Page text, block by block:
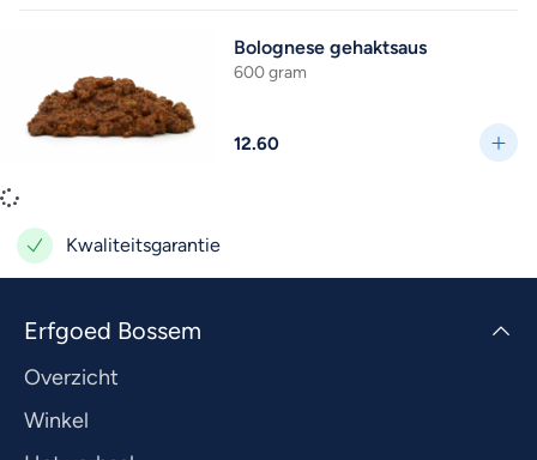
Bolognese gehaktsaus
600 gram
12.60
Kwaliteitsgarantie
Erfgoed Bossem
Overzicht
Winkel